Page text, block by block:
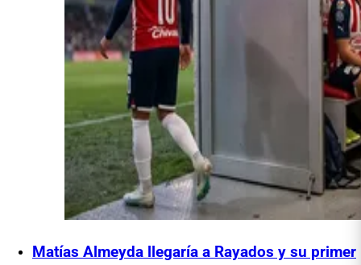
Matías Almeyda llegaría a Rayados y su primer